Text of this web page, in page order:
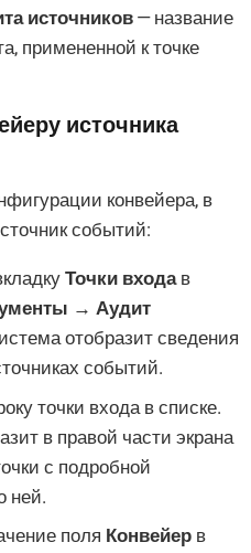
источников— название
примененной к точке
источника
конвейера, в
событий:
Точки входав
→ Аудит
отобразит сведения
событий.
точки входа в списке.
в правой части экрана
с подробной
ней.
поля Конвейер в